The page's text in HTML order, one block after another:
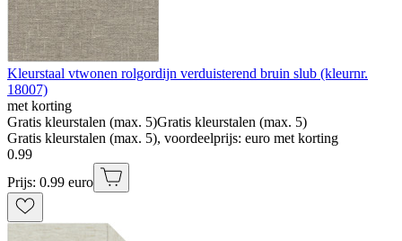
Kleurstaal vtwonen rolgordijn verduisterend bruin slub (kleurnr.
18007)
met korting
Gratis kleurstalen (max. 5)Gratis kleurstalen (max. 5)
Gratis kleurstalen (max. 5), voordeelprijs: euro met korting
0.99
Prijs: 0.99 euro